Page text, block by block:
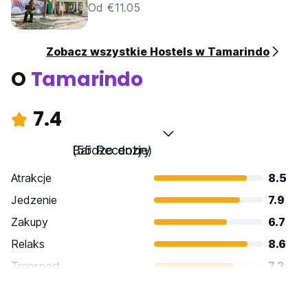
Od €11.05
Zobacz wszystkie Hostels w Tamarindo
O Tamarindo
7.4
Bardzo dobry
(55 Recenzje)
Atrakcje
8.5
Jedzenie
7.9
Zakupy
6.7
Relaks
8.6
Transport
7.3